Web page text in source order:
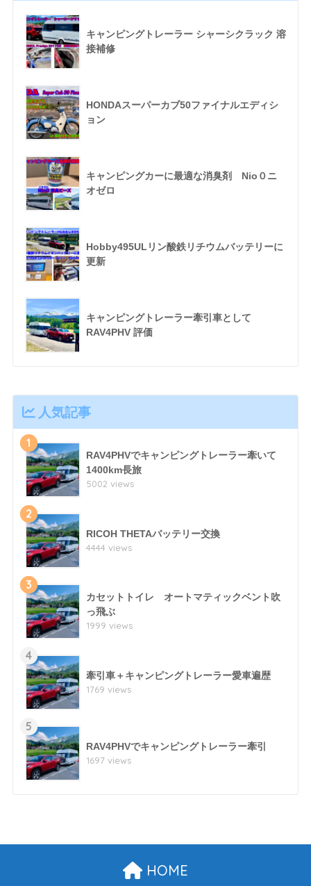
キャンピングトレーラー シャーシクラック 溶
接補修
HONDAスーパーカブ50ファイナルエディシ
ョン
キャンピングカーに最適な消臭剤 Nio０ニ
オゼロ
Hobby495ULリン酸鉄リチウムバッテリーに
更新
キャンピングトレーラー牽引車として
RAV4PHV 評価
人気記事
1
RAV4PHVでキャンピングトレーラー牽いて
1400km長旅
5002 views
2
RICOH THETAバッテリー交換
4444 views
3
カセットトイレ オートマティックベント吹
っ飛ぶ
1999 views
4
牽引車＋キャンピングトレーラー愛車遍歴
1769 views
5
RAV4PHVでキャンピングトレーラー牽引
1697 views
HOME